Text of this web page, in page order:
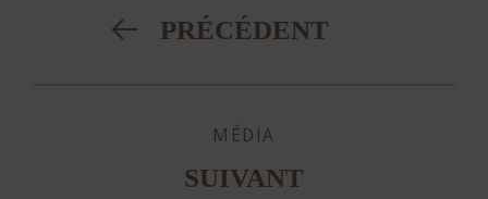
PRÉCÉDENT
MÉDIA
SUIVANT